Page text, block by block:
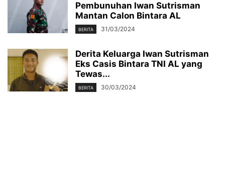
Pembunuhan Iwan Sutrisman
Mantan Calon Bintara AL
BERITA 31/03/2024
Derita Keluarga Iwan Sutrisman
Eks Casis Bintara TNI AL yang
Tewas...
BERITA 30/03/2024